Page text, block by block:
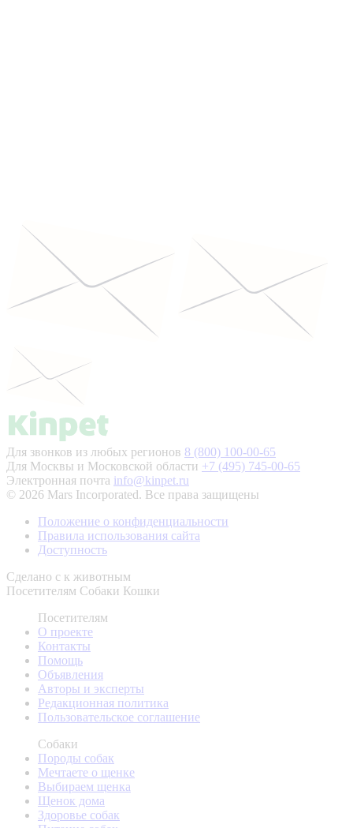
Для звонков из любых регионов 8 (800) 100-00-65
Для Москвы и Московской области +7 (495) 745-00-65
Электронная почта info@kinpet.ru
© 2026 Mars Incorporated. Все права защищены
Положение о конфиденциальности
Правила использования сайта
Доступность
Сделано с к животным
Посетителям Собаки Кошки
Посетителям
О проекте
Контакты
Помощь
Объявления
Авторы и эксперты
Редакционная политика
Пользовательское соглашение
Собаки
Породы собак
Мечтаете о щенке
Выбираем щенка
Щенок дома
Здоровье собак